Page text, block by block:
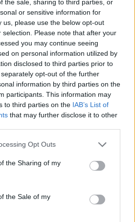
the sale, sharing to third parties, or
or sensitive information for
us, please use the below opt-out
Please note that after your
you may continue seeing
on personal information utilized by
disclosed to third parties prior to
opt-out of the further
information by third parties on the
participants. This information may
to third parties on the IAB’s List of
that may further disclose it to other
Opt Outs
the Sharing of my
the Sale of my
Γιατί δεν έσωσα το κουτάβι: Ο
ερευνητής που κατέγραφε τη
συμβίωση του μικρού σκυλιού
με αγέλη λύκων εξηγεί γιατί
δεν επενέβη
ΧΤΕΣ
«Κρατάμε την επιστημονική απόσταση,
ούτε γίνεται να στείλω κάποιον
αγέλη με λύκους, είναι επικίνδυνο» λέει
στο protothema.gr ο διδάκτορας
Για πάντα στη Ρεάλ Μαδρίτης ο